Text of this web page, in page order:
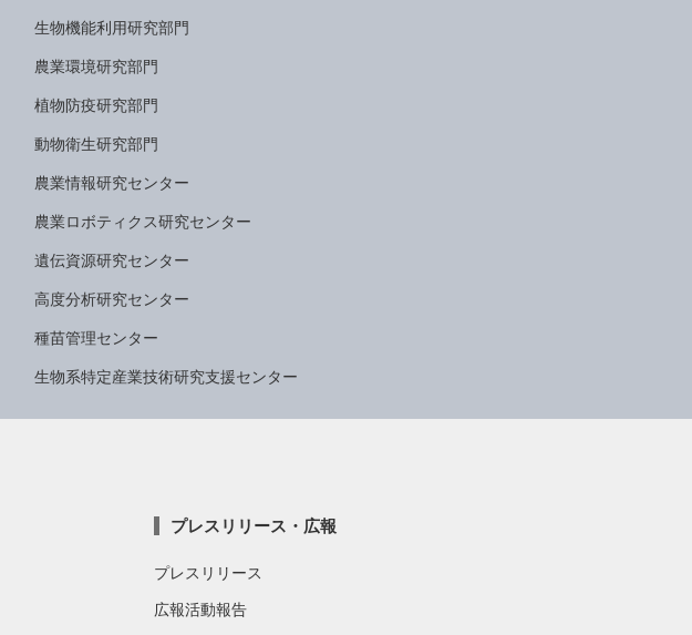
生物機能利用研究部門
農業環境研究部門
植物防疫研究部門
動物衛生研究部門
農業情報研究センター
農業ロボティクス研究センター
遺伝資源研究センター
高度分析研究センター
種苗管理センター
生物系特定産業技術研究支援センター
プレスリリース・広報
プレスリリース
広報活動報告